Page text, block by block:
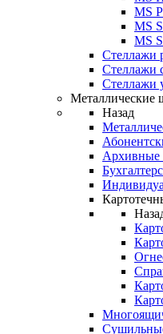
MS
MS
MS
Стеллажи
Стеллажи
Стеллажи
Металлические
Назад